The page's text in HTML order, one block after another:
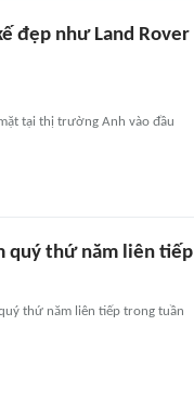
đẹp như Land Rover
tại thị trường Anh vào đầu
quý thứ năm liên tiếp
thứ năm liên tiếp trong tuần